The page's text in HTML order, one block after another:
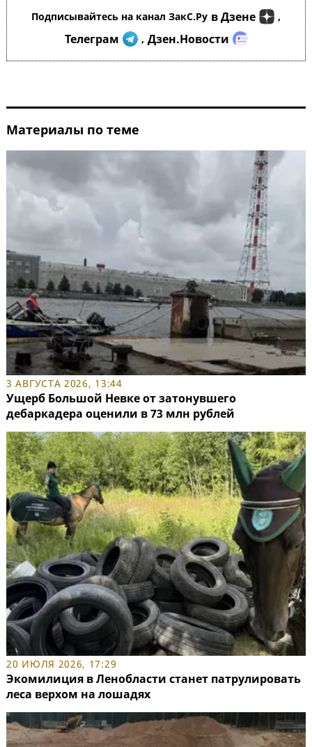
Подписывайтесь на канал ЗакС.Ру в Дзене ,
Телеграм , Дзен.Новости
Материалы по теме
3 АВГУСТА 2026, 13:44
Ущерб Большой Невке от затонувшего
дебаркадера оценили в 73 млн рублей
20 ИЮЛЯ 2026, 17:29
Экомилиция в Ленобласти станет патрулировать
леса верхом на лошадях